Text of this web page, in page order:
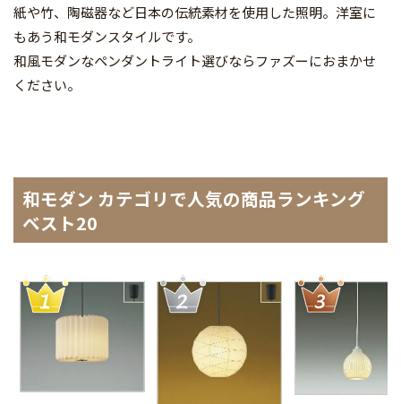
紙や竹、陶磁器など日本の伝統素材を使用した照明。洋室に
もあう和モダンスタイルです。
和風モダンなペンダントライト選びならファズーにおまかせ
ください。
和モダン カテゴリで人気の商品ランキング
ベスト20